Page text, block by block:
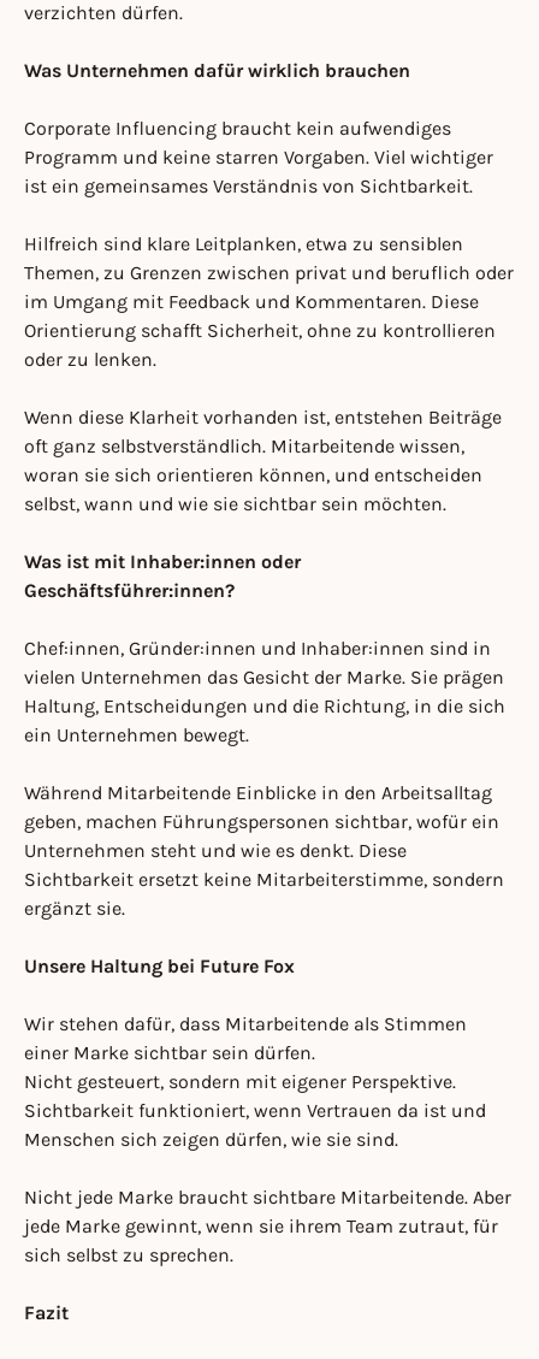
verzichten dürfen.
Was Unternehmen dafür wirklich brauchen
Corporate Influencing braucht kein aufwendiges
Programm und keine starren Vorgaben. Viel wichtiger
ist ein gemeinsames Verständnis von Sichtbarkeit.
Hilfreich sind klare Leitplanken, etwa zu sensiblen
Themen, zu Grenzen zwischen privat und beruflich oder
im Umgang mit Feedback und Kommentaren. Diese
Orientierung schafft Sicherheit, ohne zu kontrollieren
oder zu lenken.
Wenn diese Klarheit vorhanden ist, entstehen Beiträge
oft ganz selbstverständlich. Mitarbeitende wissen,
woran sie sich orientieren können, und entscheiden
selbst, wann und wie sie sichtbar sein möchten.
Was ist mit Inhaber:innen oder
Geschäftsführer:innen?
Chef:innen, Gründer:innen und Inhaber:innen sind in
vielen Unternehmen das Gesicht der Marke. Sie prägen
Haltung, Entscheidungen und die Richtung, in die sich
ein Unternehmen bewegt.
Während Mitarbeitende Einblicke in den Arbeitsalltag
geben, machen Führungspersonen sichtbar, wofür ein
Unternehmen steht und wie es denkt. Diese
Sichtbarkeit ersetzt keine Mitarbeiterstimme, sondern
ergänzt sie.
Unsere Haltung bei Future Fox
Wir stehen dafür, dass Mitarbeitende als Stimmen
einer Marke sichtbar sein dürfen.
Nicht gesteuert, sondern mit eigener Perspektive.
Sichtbarkeit funktioniert, wenn Vertrauen da ist und
Menschen sich zeigen dürfen, wie sie sind.
Nicht jede Marke braucht sichtbare Mitarbeitende. Aber
jede Marke gewinnt, wenn sie ihrem Team zutraut, für
sich selbst zu sprechen.
Fazit